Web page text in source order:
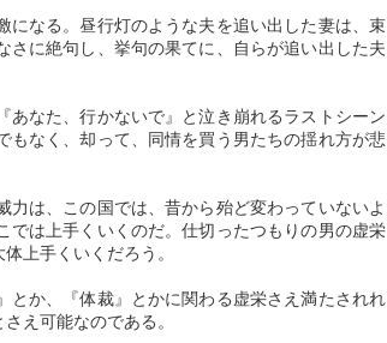
なる。昼行灯のような夫を追い出した妻は、束
に絶句し、挙句の果てに、自らが追い出した夫
なた、行かないで』と泣き崩れるラストシーン
なく、却って、同情を買う男たちの揺れ方が悲
は、この国では、昔から殆ど変わっていないよ
は上手くいくのだ。仕切ったつもりの男の虚栄
上手くいくだろう。
か、『体裁』とかに関わる虚栄さえ満たされれ
え可能なのである。
一の働き手であった長男
学校に入ったもの
肺結核で喪うに至
長女・次女とな
島の地図の名称で
全ての緯線上と中
図法」。
せようという感情
とするほどに、自
生まれた優越感情
握されることもな
観的な序列の感覚